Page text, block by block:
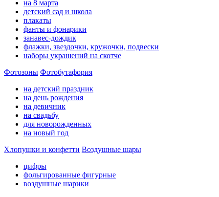
на 8 марта
детский сад и школа
плакаты
фанты и фонарики
занавес-дождик
флажки, звездочки, кружочки, подвески
наборы украшений на скотче
Фотозоны Фотобутафория
на детский праздник
на день рождения
на девичник
на свадьбу
для новорожденных
на новый год
Хлопушки и конфетти Воздушные шары
цифры
фольгированные фигурные
воздушные шарики